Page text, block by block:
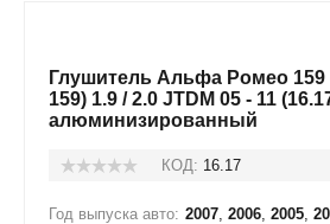
Глушитель Альфа Ромео 159
159) 1.9 / 2.0 JTDM 05 - 11
алюминизированный
КОД: 16.17
Год выпуска авто: 2007, 2006, 2005,